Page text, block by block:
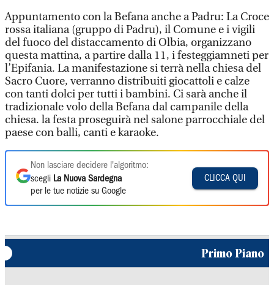
Appuntamento con la Befana anche a Padru: La Croce
rossa italiana (gruppo di Padru), il Comune e i vigili
del fuoco del distaccamento di Olbia, organizzano
questa mattina, a partire dalla 11, i festeggiamneti per
l’Epifania. La manifestazione si terrà nella chiesa del
Sacro Cuore, verranno distribuiti giocattoli e calze
con tanti dolci per tutti i bambini. Ci sarà anche il
tradizionale volo della Befana dal campanile della
chiesa. la festa proseguirà nel salone parrocchiale del
paese con balli, canti e karaoke.
Non lasciare decidere l'algoritmo:
scegli La Nuova Sardegna
per le tue notizie su Google
CLICCA QUI
Primo Piano